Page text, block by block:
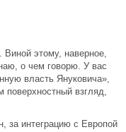
Виной этому, наверное,
о чем говорю. У вас
власть Януковича»,
взгляд,
за интеграцию с Европой